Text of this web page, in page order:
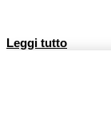
Leggi tutto